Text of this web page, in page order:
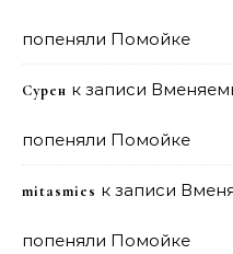
попеняли Помойке
Сурен к записи
попеняли Помойке
mitasmies к записи
попеняли Помойке